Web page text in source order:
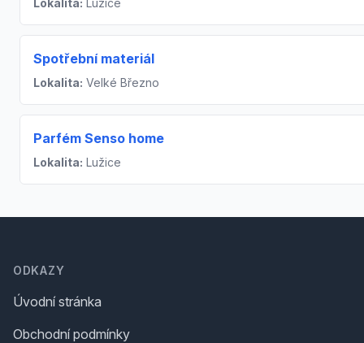
Lokalita: Lužice
Spotřební materiál
Lokalita: Velké Březno
Parfém Senso home
Lokalita: Lužice
ODKAZY
Úvodní stránka
Obchodní podmínky